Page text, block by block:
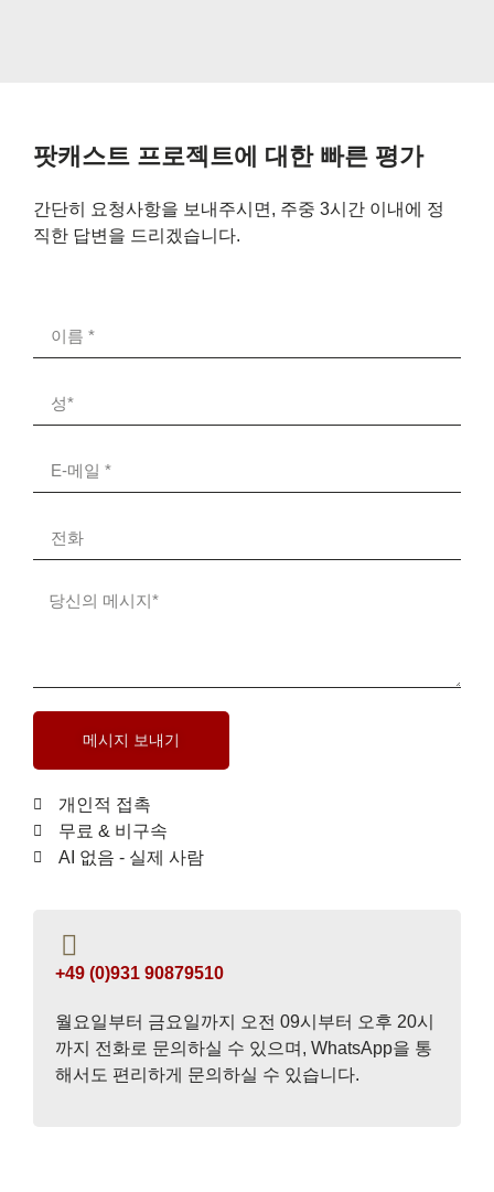
팟캐스트 프로젝트에 대한 빠른 평가
간단히 요청사항을 보내주시면, 주중 3시간 이내에 정
직한 답변을 드리겠습니다.
메시지 보내기
개인적 접촉
무료 & 비구속
AI 없음 - 실제 사람
+49 (0)931 90879510
월요일부터 금요일까지 오전 09시부터 오후 20시
까지 전화로 문의하실 수 있으며, WhatsApp을 통
해서도 편리하게 문의하실 수 있습니다.